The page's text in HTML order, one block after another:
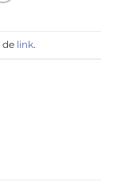
de link.